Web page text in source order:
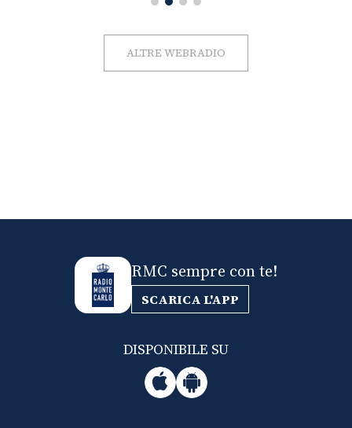
ALTRE WEBRADIO
RMC sempre con te!
SCARICA L'APP
DISPONIBILE SU